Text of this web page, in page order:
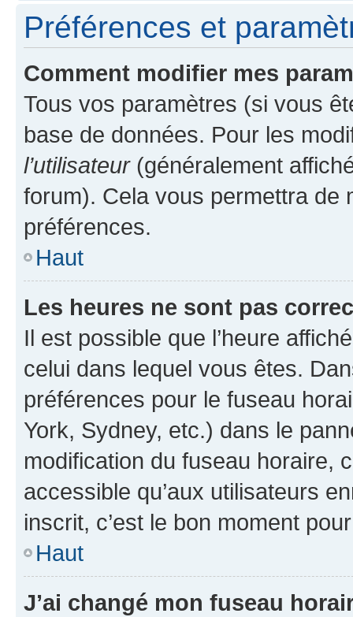
Préférences et
Comment modifier mes
Tous vos paramètres (si vous
base de données. Pour les
l’utilisateur(généralement
forum). Cela vous permettra de
préférences.
Haut
Les heures ne sont pas
Il est possible que l’heure
celui dans lequel vous êtes.
préférences pour le fuseau
York, Sydney, etc.) dans le
modification du fuseau horaire,
accessible qu’aux utilisateurs
inscrit, c’est le bon moment
Haut
J’ai changé mon fuseau